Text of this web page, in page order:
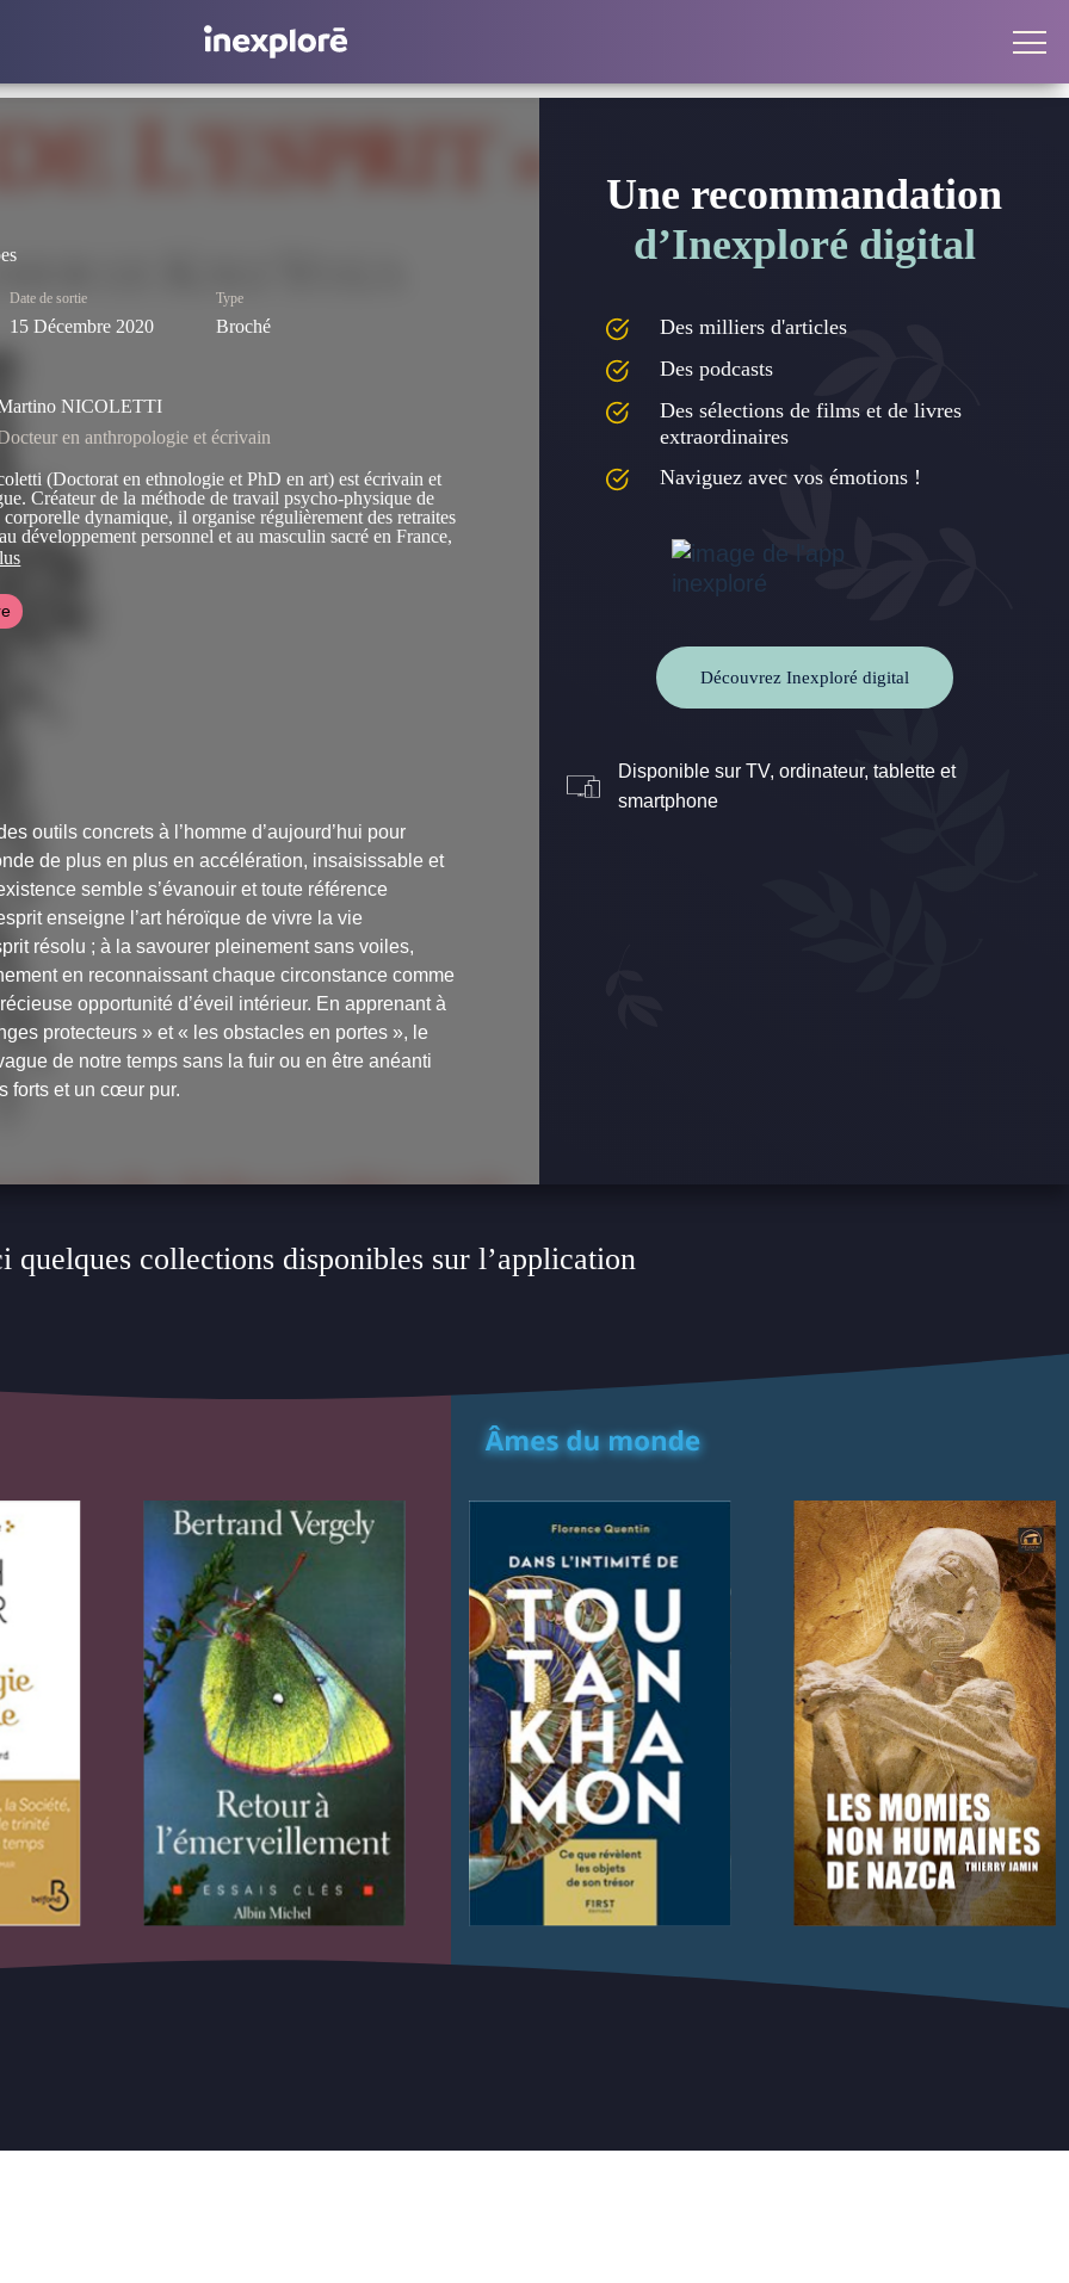
Date de sortie
15 Décembre 2020
Type
Broché
NICOLETTI
en anthropologie et écrivain
(Doctorat en ethnologie et PhD en art) est écrivain et
Créateur de la méthode de travail psycho-physique de
corporelle dynamique, il organise régulièrement des retraites
développement personnel et au masculin sacré en France,
outils concrets à l’homme d’aujourd’hui pour
de plus en plus en accélération, insaisissable et
semble s’évanouir et toute référence
enseigne l’art héroïque de vivre la vie
résolu ; à la savourer pleinement sans voiles,
en reconnaissant chaque circonstance comme
opportunité d’éveil intérieur. En apprenant à
protecteurs » et « les obstacles en portes », le
de notre temps sans la fuir ou en être anéanti
forts et un cœur pur.
Une recommandation
d’Inexploré digital
Des milliers d'articles
Des podcasts
Des sélections de films et de livres
extraordinaires
Naviguez avec vos émotions !
Découvrez Inexploré digital
Disponible sur TV, ordinateur, tablette et
smartphone
quelques collections disponibles sur l’application